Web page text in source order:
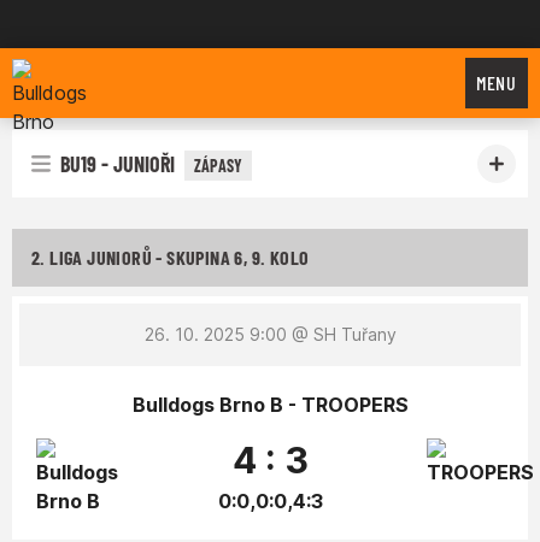
Bulldogs Brno
MENU
BU19 - JUNIOŘI ZÁPASY
2. LIGA JUNIORŮ - SKUPINA 6, 9. KOLO
26. 10. 2025 9:00 @ SH Tuřany
Bulldogs Brno B - TROOPERS
4 : 3
0:0,0:0,4:3